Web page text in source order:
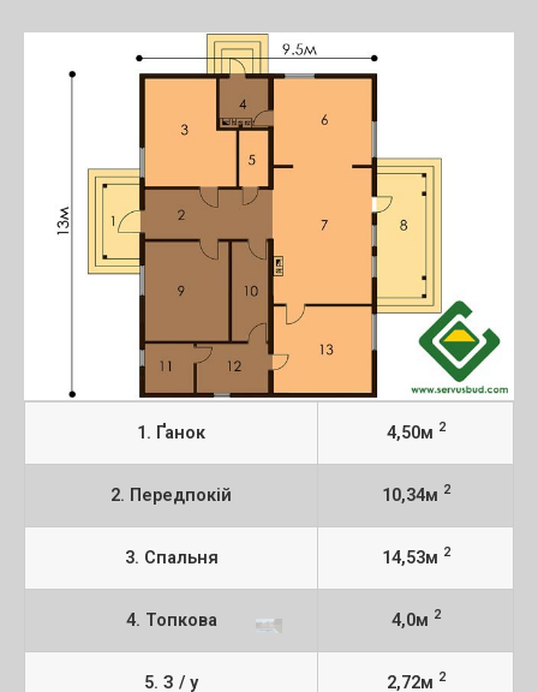
1. Ґанок 4,50м 2
2. Передпокій 10,34м 2
3. Спальня 14,53м 2
4. Топкова 4,0м 2
5. З / у 2,72м 2